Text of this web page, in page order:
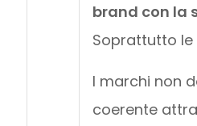
brand con la
Soprattutto le
I marchi non
coerente